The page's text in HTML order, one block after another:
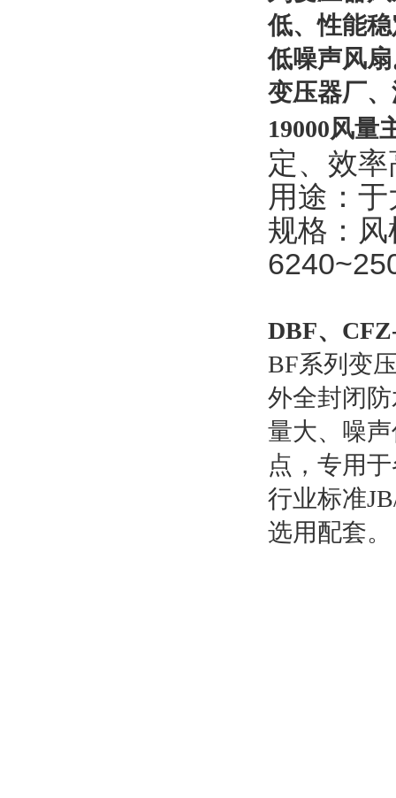
低、性能
低噪声风
变压器厂
19000风量
定、效
用途：
规格：
DBF、
BF系列变
外全封闭
量大、噪
点，专用
行业标准
选用配套。